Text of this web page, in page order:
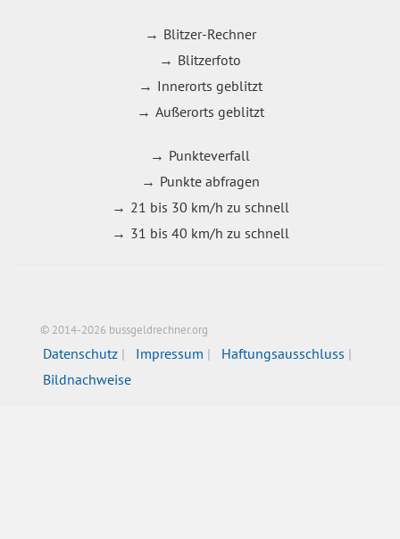
Blitzer-Rechner
Blitzerfoto
Innerorts geblitzt
Außerorts geblitzt
Punkteverfall
Punkte abfragen
21 bis 30 km/h zu schnell
31 bis 40 km/h zu schnell
© 2014-2026 bussgeldrechner.org
Datenschutz Impressum
Haftungsausschluss
Bildnachweise